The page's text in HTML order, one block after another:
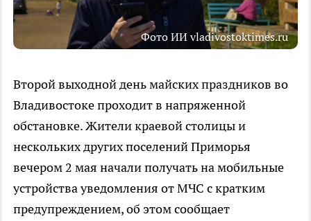
Фото ИИ vladivostoktimes.ru
Второй выходной день майских праздников во
Владивостоке проходит в напряженной
обстановке. Жители краевой столицы и
нескольких других поселений Приморья
вечером 2 мая начали получать на мобильные
устройства уведомления от МЧС с кратким
предупреждением, об этом сообщает